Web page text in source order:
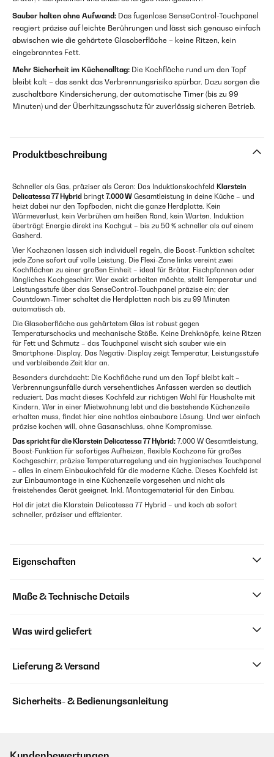
Sauber halten ohne Aufwand: Das fugenlose SenseControl-Touchpanel
reagiert präzise auf leichte Berührungen und lässt sich genauso einfach
abwischen wie die gehärtete Glasoberfläche – keine Ritzen, kein
eingebranntes Fett.
Mehr Sicherheit im Küchenalltag: Die Kochfläche rund um den Topf
bleibt kalt – das senkt das Verbrennungsrisiko spürbar. Dazu sorgen die
zuschaltbare Kindersicherung, der automatische Timer (bis zu 99
Minuten) und der Überhitzungsschutz für zuverlässig sicheren Betrieb.
Produktbeschreibung
Schneller als Gas, präziser als Ceran: Das Induktionskochfeld Klarstein
Delicatessa 77 Hybrid bringt 7.000 W Gesamtleistung in deine Küche – und
heizt dabei nur den Topfboden, nicht die ganze Herdplatte. Kein
Wärmeverlust, kein Verbrühen am heißen Rand, kein Warten. Induktion
überträgt Energie direkt ins Kochgut – bis zu 50 % schneller als auf einem
Gasherd.
Vier Kochzonen lassen sich individuell regeln, die Boost-Funktion schaltet
jede Zone sofort auf volle Leistung. Die Flexi-Zone links vereint zwei
Kochflächen zu einer großen Einheit – ideal für Bräter, Fischpfannen oder
längliches Kochgeschirr. Wer exakt arbeiten möchte, stellt Temperatur und
Leistungsstufe über das SenseControl-Touchpanel präzise ein; der
Countdown-Timer schaltet die Herdplatten nach bis zu 99 Minuten
automatisch ab.
Die Glasoberfläche aus gehärtetem Glas ist robust gegen
Temperaturschocks und mechanische Stöße. Keine Drehknöpfe, keine Ritzen
für Fett und Schmutz – das Touchpanel wischt sich sauber wie ein
Smartphone-Display. Das Negativ-Display zeigt Temperatur, Leistungsstufe
und verbleibende Zeit klar an.
Besonders durchdacht: Die Kochfläche rund um den Topf bleibt kalt –
Verbrennungsunfälle durch versehentliches Anfassen werden so deutlich
reduziert. Das macht dieses Kochfeld zur richtigen Wahl für Haushalte mit
Kindern. Wer in einer Mietwohnung lebt und die bestehende Küchenzeile
erhalten muss, findet hier eine nahtlos einbaubare Lösung. Und wer einfach
präzise kochen will, ohne Gasanschluss, ohne Kompromisse.
Das spricht für die Klarstein Delicatessa 77 Hybrid: 7.000 W Gesamtleistung,
Boost-Funktion für sofortiges Aufheizen, flexible Kochzone für großes
Kochgeschirr, präzise Temperaturregelung und ein hygienisches Touchpanel
– alles in einem Einbaukochfeld für die moderne Küche. Dieses Kochfeld ist
zur Einbaumontage in eine Küchenzeile vorgesehen und nicht als
freistehendes Gerät geeignet. Inkl. Montagematerial für den Einbau.
Hol dir jetzt die Klarstein Delicatessa 77 Hybrid – und koch ab sofort
schneller, präziser und effizienter.
Eigenschaften
Maße & Technische Details
Was wird geliefert
Lieferung & Versand
Sicherheits- & Bedienungsanleitung